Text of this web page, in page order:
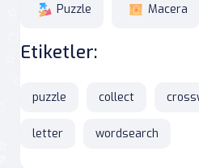
Puzzle Macera
Etiketler:
puzzle collect
letter wordsearch